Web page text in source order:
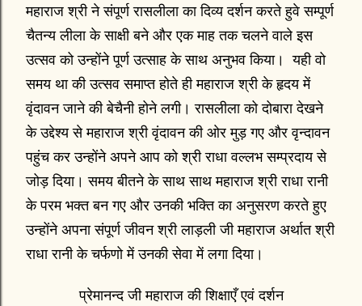
महाराज श्री ने संपूर्ण रासलीला का दिव्य दर्शन करते हुवे सम्पूर्ण
चैतन्य लीला के साक्षी बने और एक माह तक चलने वाले इस
उत्सव को उन्होंने पूर्ण उत्साह के साथ अनुभव किया। यही वो
समय था की उत्सव समाप्त होते ही महाराज श्री के हृदय में
वृंदावन जाने की बेचैनी होने लगी। रासलीला को दोबारा देखने
के उद्देश्य से महाराज श्री वृंदावन की ओर मुड़ गए और वृन्दावन
पहुंच कर उन्होंने अपने आप को श्री राधा वल्लभ सम्प्रदाय से
जोड़ दिया। समय बीतने के साथ साथ महाराज श्री राधा रानी
के परम भक्त बन गए और उनकी भक्ति का अनुसरण करते हुए
उन्होंने अपना संपूर्ण जीवन श्री लाड़ली जी महाराज अर्थात श्री
राधा रानी के चर्फणो में उनकी सेवा में लगा दिया।
प्रेमानन्द जी महाराज की शिक्षाएँ एवं दर्शन